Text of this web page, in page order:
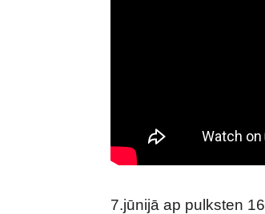
7.jūnijā ap pulksten